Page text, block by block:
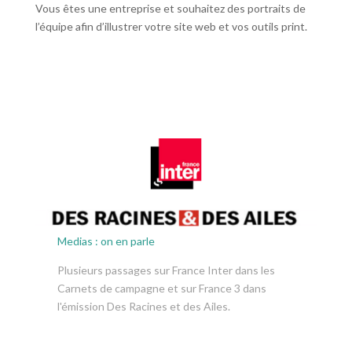
Vous êtes une entreprise et souhaitez des portraits de
l’équipe afin d’illustrer votre site web et vos outils print.
Medias : on en parle
Plusieurs passages sur France Inter dans les
Carnets de campagne et sur France 3 dans
l'émission Des Racines et des Ailes.